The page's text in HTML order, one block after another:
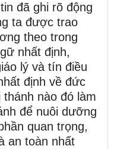
đã ghi rõ động
ta được trao
theo trong
nhất định,
lý và tín điều
định về đức
nào đó làm
để nuôi dưỡng
quan trọng,
an toàn nhất